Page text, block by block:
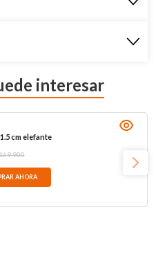
interesar
cm elefante
.900
AHORA